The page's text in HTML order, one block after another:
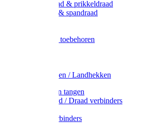
Metaal draad & prikkeldraad
Binddraad & spandraad
Afrasternet toebehoren
Weidehekken / Landhekken
Spanners en tangen
Lint / Koord / Draad verbinders
Litzclip verbinders